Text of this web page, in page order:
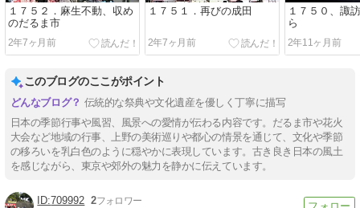
１７５２．麻生不動、収め
のだるま市
2年7ヶ月前
１７５１．再びの成田
2年7ヶ月前
１７５０、諏
ら
2年11ヶ月前
このブログのここがポイント
伝統的な祭典や文化遺産を優しく丁寧に描写
日本の季節行事や風習、風景への愛情が伝わる内容です。だるま市や花火
大会など地域の行事、上野の美術巡りや都心の情景を通じて、文化や季節
の移ろいを乳白色のように穏やかに表現しています。古き良き日本の風土
を感じながら、東京や郊外の魅力を静かに伝えています。
709992 2